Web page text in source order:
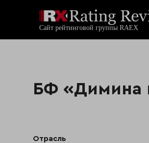
БФ «Димина
Отрасль